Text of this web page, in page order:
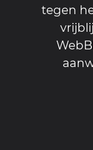
tegen